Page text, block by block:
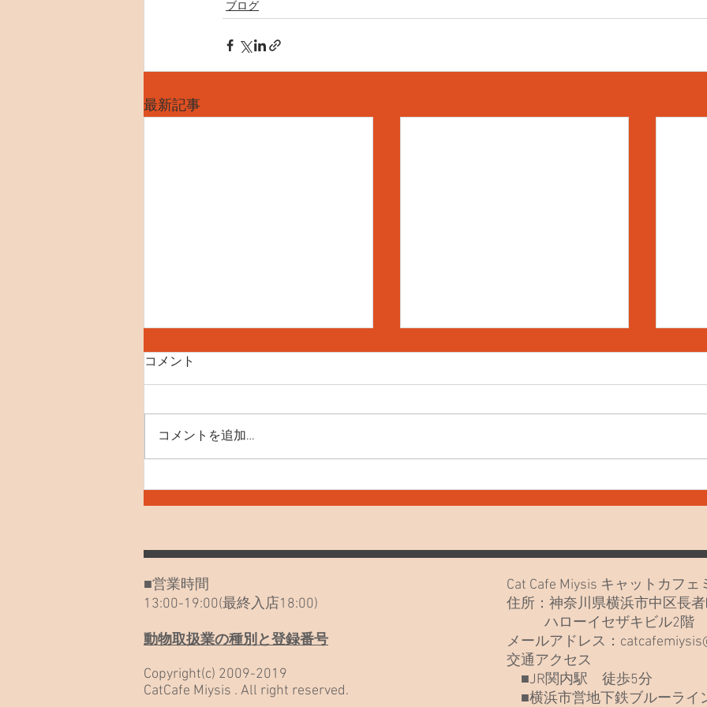
ブログ
最新記事
8月8日(土) 世界ねこの日
【SNS】 instagram X(Twitter)
募集の猫たち ペットショップに
いくまえに 初めてご来店をお考
えのお客様へ(お子様とのご利用
ントカードのご利用について 26
年6月～土日祝日の営業時間が変
更になります 「野良だったんだ
7月30日(木) お知らせや最近
のねこたち
7月
な
コメント
コメントを追加…
■営業時間
13:00-19:00(最終入店18:00)
動物取扱業の種別と登録番号
Copyright(c) 2009-2019
CatCafe Miysis . All right reserved.
Cat Cafe Miysis キャットカフ
住所：神奈川県横浜市中区長
ハローイセザキビル2階
メールアドレス：
交通アクセス
■JR関内駅 徒歩5分
■横浜市営地下鉄ブルーラ